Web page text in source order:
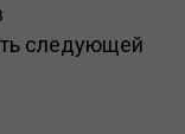
следующей